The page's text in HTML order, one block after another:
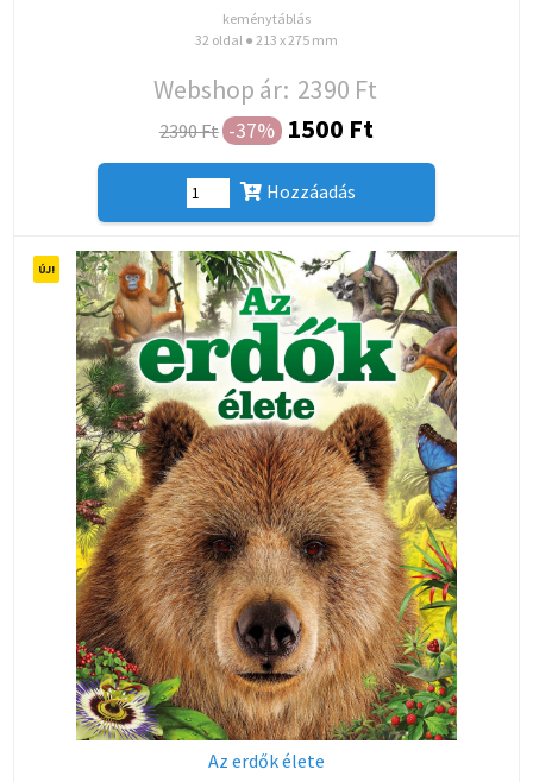
keménytáblás
32 oldal ● 213 x 275 mm
Webshop ár: 2390 Ft
2390 Ft -37% 1500 Ft
Hozzáadás
Az erdők élete